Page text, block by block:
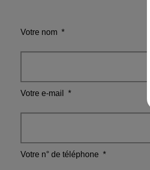
Votre nom *
Votre e-mail *
Votre n° de téléphone *